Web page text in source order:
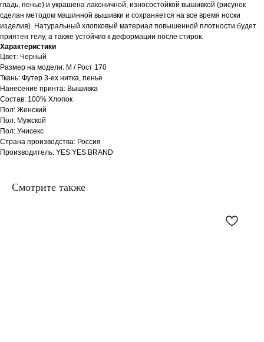
гладь, пенье) и украшена лаконичной, износостойкой вышивкой (рисунок
сделан методом машинной вышивки и сохраняется на все время носки
изделия). Натуральный хлопковый материал повышенной плотности будет
приятен телу, а также устойчив к деформации после стирок.
Характеристики
Цвет: Черный
Размер на модели: М / Рост 170
Ткань: Футер 3-ех нитка, пенье
Нанесение принта: Вышивка
Состав: 100% Хлопок
Пол: Женский
Пол: Мужской
Пол: Унисекс
Страна производства: Россия
Производитель: YES YES BRAND
Смотрите также